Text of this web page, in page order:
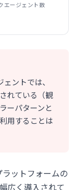
エージェント数
ントでは、
れている（観
ーパターンと
用することは
ットフォームの
広く導入されて